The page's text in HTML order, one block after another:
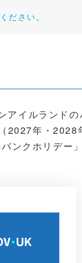
ださい。
アイルランドの
2027年・2028
ンクホリデー